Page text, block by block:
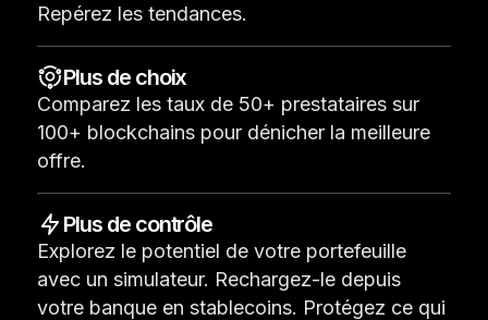
Voir tout
Comparer les signers Ledger
Repérez les tendances.
Plus de choix
Comparez les taux de 50+ prestataires sur
100+ blockchains pour dénicher la meilleure
offre.
Plus de contrôle
Explorez le potentiel de votre portefeuille
avec un simulateur. Rechargez-le depuis
votre banque en stablecoins. Protégez ce qui